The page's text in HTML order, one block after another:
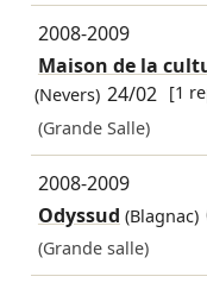
2008-2009
Maison de la
(Nevers) 24/02 [1
(Grande Salle)
2008-2009
Odyssud (Blagnac)
(Grande salle)